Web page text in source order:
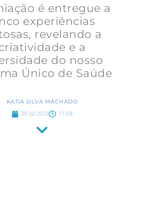
é entregue a
experiências
revelando a
e a
do nosso
Único de Saúde
KATIA SILVA MACHADO
20 jul 2023 11:58